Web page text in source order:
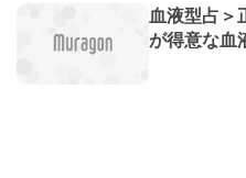
血液型占＞
が得意な血